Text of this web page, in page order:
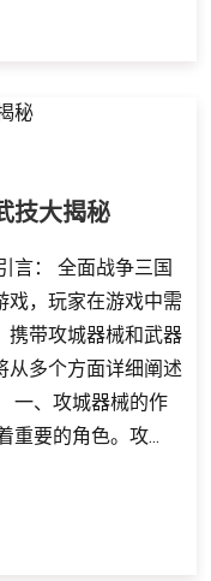
技大揭秘
言： 全面战争三国
戏，玩家在游戏中需
携带攻城器械和武器
从多个方面详细阐述
一、攻城器械的作
重要的角色。攻...